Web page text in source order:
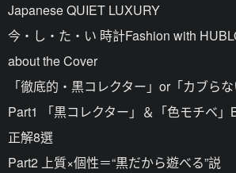
Japanese QUIET LUXURY
今・し・た・い 時計Fashion with
about the Cover
「徹底的・黒コレクター」or「カブらな
Part1 「黒コレクター」＆「色モチベ」
正解8選
Part2 上質×個性＝“黒だから遊べる”説